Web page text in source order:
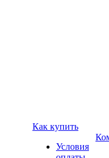
Как купить
Условия